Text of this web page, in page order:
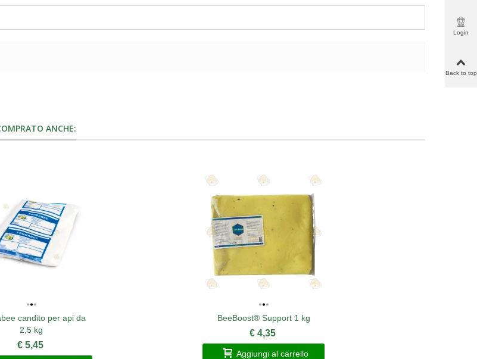
ANCHE:
candito per api da
2,5 kg
€ 5,45
BeeBoost® Support 1 kg
€ 4,35
Aggiungi al carrello
Login
Back to top